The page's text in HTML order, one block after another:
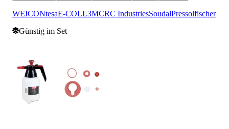
WEICONtesaE-COLL3MCRC IndustriesSoudalPressolfischer
Günstig im Set